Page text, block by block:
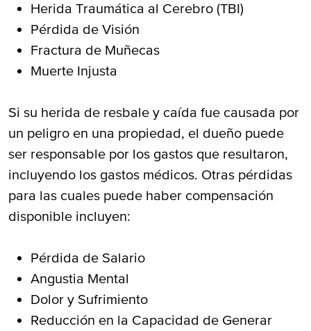
Herida Traumática al Cerebro (TBI)
Pérdida de Visión
Fractura de Muñecas
Muerte Injusta
Si su herida de resbale y caída fue causada por
un peligro en una propiedad, el dueño puede
ser responsable por los gastos que resultaron,
incluyendo los gastos médicos. Otras pérdidas
para las cuales puede haber compensación
disponible incluyen:
Pérdida de Salario
Angustia Mental
Dolor y Sufrimiento
Reducción en la Capacidad de Generar